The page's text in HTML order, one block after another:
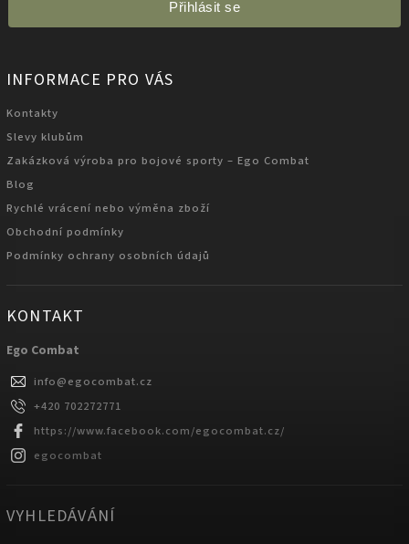
Přihlásit se
INFORMACE PRO VÁS
Kontakty
Slevy klubům
Zakázková výroba pro bojové sporty – Ego Combat
Blog
Rychlé vrácení nebo výměna zboží
Obchodní podmínky
Podmínky ochrany osobních údajů
KONTAKT
Ego Combat
info@egocombat.cz
+420 702272771
https://www.facebook.com/egocombat.cz/
egocombat
VYHLEDÁVÁNÍ